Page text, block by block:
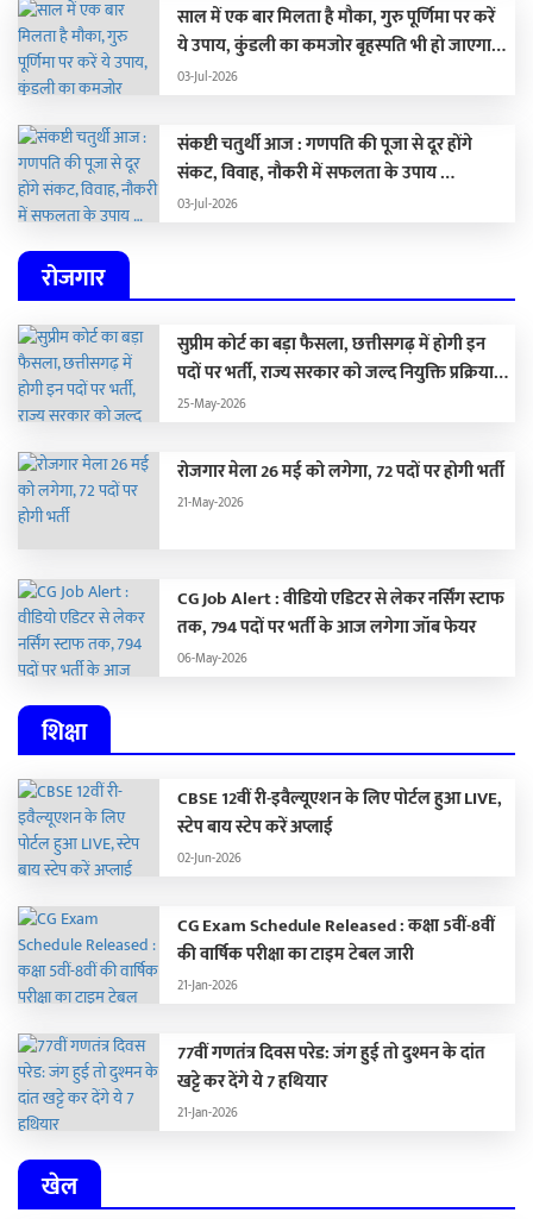
साल में एक बार मिलता है मौका, गुरु पूर्णिमा पर करें
ये उपाय, कुंडली का कमजोर बृहस्पति भी हो जाएगा
मजबूत …
03-Jul-2026
संकष्टी चतुर्थी आज : गणपति की पूजा से दूर होंगे
संकट, विवाह, नौकरी में सफलता के उपाय …
03-Jul-2026
रोजगार
सुप्रीम कोर्ट का बड़ा फैसला, छत्तीसगढ़ में होगी इन
पदों पर भर्ती, राज्य सरकार को जल्द नियुक्ति प्रक्रिया
पूरा करने के दिए निर्देश…
25-May-2026
रोजगार मेला 26 मई को लगेगा, 72 पदों पर होगी भर्ती
21-May-2026
CG Job Alert : वीडियो एडिटर से लेकर नर्सिंग स्टाफ
तक, 794 पदों पर भर्ती के आज लगेगा जॉब फेयर
06-May-2026
शिक्षा
CBSE 12वीं री-इवैल्यूएशन के लिए पोर्टल हुआ LIVE,
स्टेप बाय स्टेप करें अप्लाई
02-Jun-2026
CG Exam Schedule Released : कक्षा 5वीं-8वीं
की वार्षिक परीक्षा का टाइम टेबल जारी
21-Jan-2026
77वीं गणतंत्र दिवस परेड: जंग हुई तो दुश्मन के दांत
खट्टे कर देंगे ये 7 हथियार
21-Jan-2026
खेल